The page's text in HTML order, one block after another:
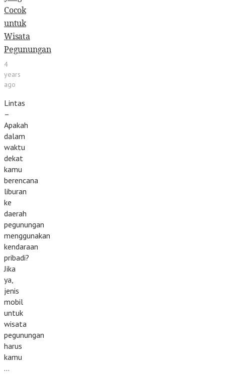
Cocok
untuk
Wisata
Pegunungan
4
years
ago
Lintas
–
Apakah
dalam
waktu
dekat
kamu
berencana
liburan
ke
daerah
pegunungan
menggunakan
kendaraan
pribadi?
Jika
ya,
jenis
mobil
untuk
wisata
pegunungan
harus
kamu
…